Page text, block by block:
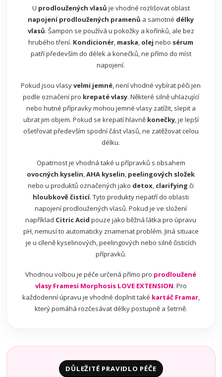
U prodloužených vlasů je vhodné rozlišovat oblast
napojení prodloužených pramenů a samotné délky
vlasů. Šampon se používá u pokožky a kořínků, ale bez
hrubého tření. Kondicionér, maska, olej nebo sérum
patří především do délek a konečků, ne přímo do míst
napojení.
Pokud jsou vlasyvelmi jemné, není vhodné vybírat péči jen
podle označení pro krepaté vlasy. Některé silně uhlazující
nebo hutné přípravky mohou jemné vlasy zatížit, slepit a
ubrat jim objem. Pokud se krepatí hlavně konečky, je lepší
ošetřovat především spodní část vlasů, ne zatěžovat celou
délku.
Opatrnost je vhodná také u přípravků s obsahem
ovocných kyselin,AHA kyselin, peelingových složek
nebo u produktů označených jako detox, clarifying či
hloubkově čisticí. Tyto produkty nepatří do oblasti
napojení prodloužených vlasů. Pokud je ve složení
například Citric Acid pouze jako běžná látka pro úpravu
pH, nemusí to automaticky znamenat problém. Jiná situace
je u cíleně kyselinových, peelingových nebo silně čisticích
přípravků.
Vhodnou volbou je péče určená přímo pro prodloužené
vlasy Framesi Morphosis LOVE EXTENSION. Pro
každodenní úpravu je vhodné doplnit také kartáč Framar,
který pomáhá rozčesávat délky postupně a šetrně.
DŮLEŽITÉ PRAVIDLO PÉČE